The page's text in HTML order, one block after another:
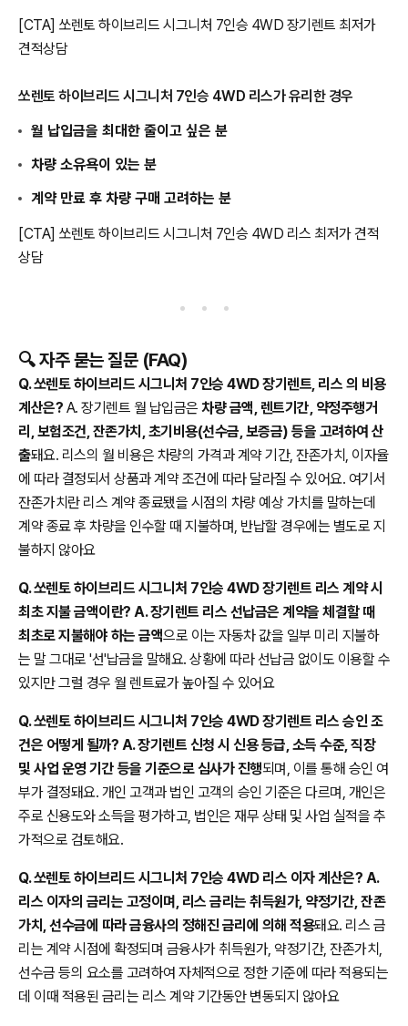
[CTA] 쏘렌토 하이브리드 시그니처 7인승 4WD 장기렌트 최저가
견적상담
쏘렌토 하이브리드 시그니처 7인승 4WD 리스가 유리한 경우
월 납입금을 최대한 줄이고 싶은 분
차량 소유욕이 있는 분
계약 만료 후 차량 구매 고려하는 분
[CTA] 쏘렌토 하이브리드 시그니처 7인승 4WD 리스 최저가 견적
상담
🔍 자주 묻는 질문 (FAQ)
Q. 쏘렌토 하이브리드 시그니처 7인승 4WD 장기렌트, 리스 의 비용
계산은? A. 장기렌트 월 납입금은 차량 금액, 렌트기간, 약정주행거
리, 보험조건, 잔존가치, 초기비용(선수금, 보증금) 등을 고려하여 산
출돼요. 리스의 월 비용은 차량의 가격과 계약 기간, 잔존가치, 이자율
에 따라 결정되서 상품과 계약 조건에 따라 달라질 수 있어요. 여기서
잔존가치란 리스 계약 종료됐을 시점의 차량 예상 가치를 말하는데
계약 종료 후 차량을 인수할 때 지불하며, 반납할 경우에는 별도로 지
불하지 않아요
Q. 쏘렌토 하이브리드 시그니처 7인승 4WD 장기렌트 리스 계약 시
최초 지불 금액이란? A. 장기렌트 리스 선납금은 계약을 체결할 때
최초로 지불해야 하는 금액으로 이는 자동차 값을 일부 미리 지불하
는 말 그대로 '선'납금을 말해요. 상황에 따라 선납금 없이도 이용할 수
있지만 그럴 경우 월 렌트료가 높아질 수 있어요
Q. 쏘렌토 하이브리드 시그니처 7인승 4WD 장기렌트 리스 승인 조
건은 어떻게 될까? A. 장기렌트 신청 시 신용 등급, 소득 수준, 직장
및 사업 운영 기간 등을 기준으로 심사가 진행되며, 이를 통해 승인 여
부가 결정돼요. 개인 고객과 법인 고객의 승인 기준은 다르며, 개인은
주로 신용도와 소득을 평가하고, 법인은 재무 상태 및 사업 실적을 추
가적으로 검토해요.
Q. 쏘렌토 하이브리드 시그니처 7인승 4WD 리스 이자 계산은? A.
리스 이자의 금리는 고정이며, 리스 금리는 취득원가, 약정기간, 잔존
가치, 선수금에 따라 금융사의 정해진 금리에 의해 적용돼요. 리스 금
리는 계약 시점에 확정되며 금융사가 취득원가, 약정기간, 잔존가치,
선수금 등의 요소를 고려하여 자체적으로 정한 기준에 따라 적용되는
데 이때 적용된 금리는 리스 계약 기간동안 변동되지 않아요